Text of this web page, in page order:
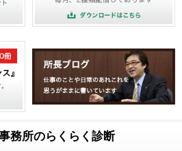
務所のらくらく診断